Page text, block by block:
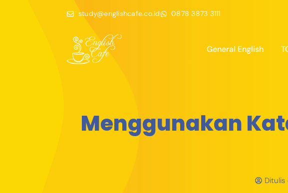
study@englishcafe.co.id 0878 3873 3111
General English
Menggunakan
Ditulis